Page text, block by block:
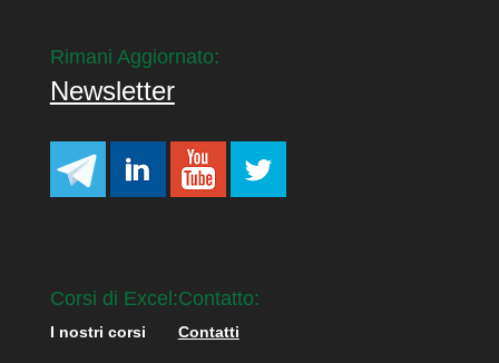
Rimani Aggiornato:
Newsletter
Corsi di Excel:
I nostri corsi
Contatto:
Contatti